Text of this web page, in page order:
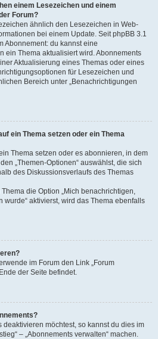
einem Lesezeichen und einem
Forum?
ähnlich den Lesezeichen in Web-
bei einem Update. Seit phpBB 3.1
Abonnement: du kannst eine
ein Thema aktualisiert wird. Abonnements
Aktualisierung eines Themas oder eines
für Lesezeichen und
Bereich unter „Benachrichtigungen
ein Thema setzen oder ein Thema
Thema setzen oder es abonnieren, in dem
„Themen-Optionen“ auswählst, die sich
des Diskussionsverlaufs des Themas
die Option „Mich benachrichtigen,
wurde“ aktivierst, wird das Thema ebenfalls
im Forum den Link „Forum
der Seite befindet.
möchtest, so kannst du dies im
– „Abonnements verwalten“ machen.